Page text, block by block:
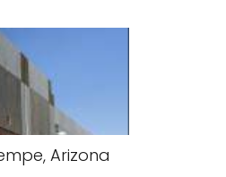
Arizona